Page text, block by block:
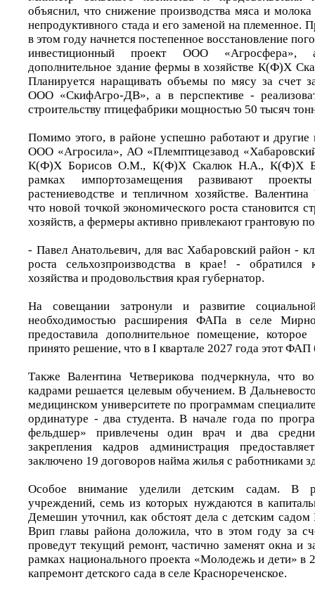
объяснил, что снижение производства мяса и молока
непродуктивного стада и его заменой на племенное.
в этом году начнется постепенное восстановление
инвестиционный проект ООО «Агросфера»,
дополнительное здание фермы в хозяйстве К(Ф)Х
Планируется наращивать объемы по мясу за счет
ООО «СкифАгро-ДВ», а в перспективе -
строительству птицефабрики мощностью 50 тысяч
Помимо этого, в районе успешно работают и другие
ООО «Агросила», АО «Племптицезавод
К(Ф)Х Борисов О.М., К(Ф)Х Скалюк Н.А., К(Ф)Х
рамках импортозамещения развивают
растениеводстве и тепличном хозяйстве. Валентина
что новой точкой экономического роста становится
хозяйств, а фермеры активно привлекают грантовую
- Павел Анатольевич, для вас Хабаровский район -
роста сельхозпроизводства в крае! - обратился
хозяйства и продовольствия края губернатор.
На совещании затронули и развитие
необходимостью расширения ФАПа в селе
предоставила дополнительное помещение,
принято решение, что в I квартале 2027 года этот ФАП
Также Валентина Четверикова подчеркнула, что
кадрами решается целевым обучением. В
медицинском университете по программам
ординатуре - два студента. В начале года по
фельдшер» привлечены один врач и два
закрепления кадров администрация
заключено 19 договоров найма жилья с работниками
Особое внимание уделили детским садам. В
учреждений, семь из которых нуждаются в
Демешин уточнил, как обстоят дела с детским
Врип главы района доложила, что в этом году за
проведут текущий ремонт, частично заменят окна и
рамках национального проекта «Молодежь и дети» в
капремонт детского сада в селе Краснореченское.